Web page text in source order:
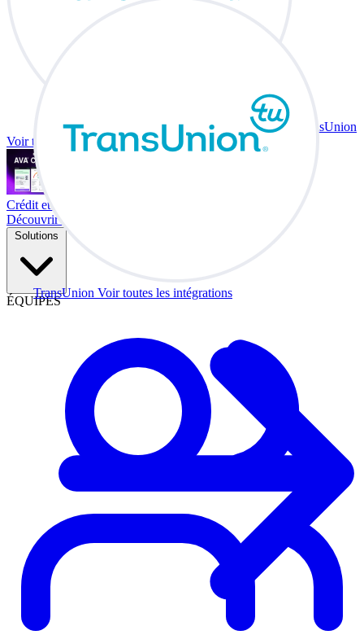
TransUnion Voir toutes les intégrations
TransUnion
Voir toutes les intégrations
Crédit et échange à votre bureau.
Découvrir Co-Driver
Solutions
ÉQUIPES